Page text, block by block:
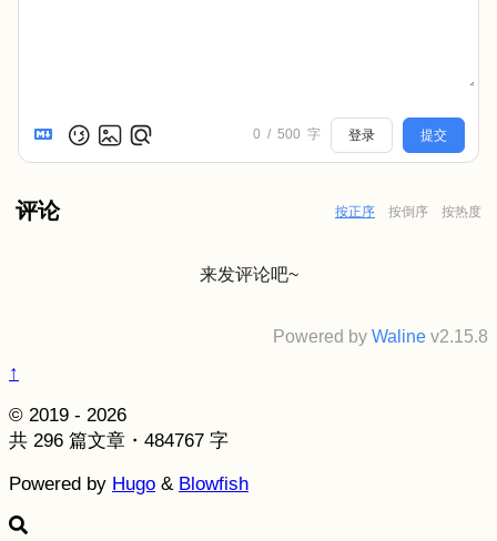
0 / 500 字 登录 提交
评论 按正序 按倒序 按热度
来发评论吧~
Powered by Waline v2.15.8
↑
© 2019 - 2026
共 296 篇文章・484767 字
Powered by Hugo & Blowfish